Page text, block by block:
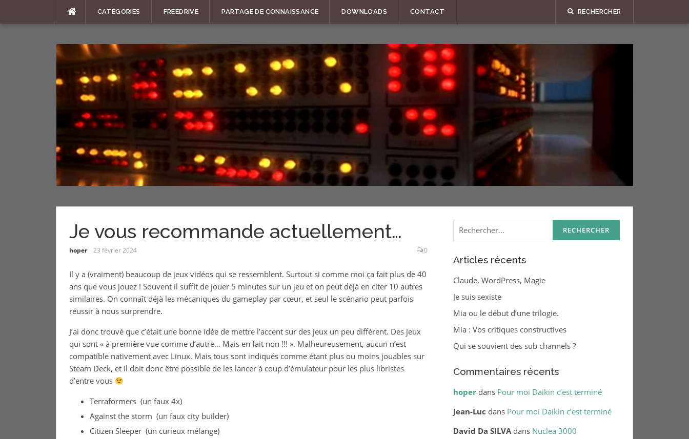
CATÉGORIES FREEDRIVE PARTAGE DE CONNAISSANCE DOWNLOADS CONTACT RECHERCHER
Je vous recommande actuellement…
hoper 23 février 2024 0
Il y a (vraiment) beaucoup de jeux vidéos qui se ressemblent. Surtout si comme moi ça fait plus de 40
ans que vous jouez ! Souvent il suffit de jouer 5 minutes sur un jeu et on peut déjà en citer 10 autres
similaires. On connaît déjà les mécaniques du gameplay par cœur, et seul le scénario peut parfois
réussir à nous surprendre.
J’ai donc trouvé que c’était une bonne idée de mettre l’accent sur des jeux un peu différent. Des jeux
qui sont « à première vue comme d’autre… Mais en fait non !!! ». Malheureusement, aucun n’est
compatible nativement avec Linux. Mais tous sont indiqués comme étant plus ou moins jouables sur
Steam Deck, et il doit donc être possible de les lancer à coup d’émulateur pour les plus libristes
d’entre vous
Terraformers (un faux 4x)
Against the storm (un faux city builder)
Citizen Sleeper (un curieux mélange)
Rechercher :
Articles récents
Claude, WordPress, Magie
Je suis sexiste
Mia ou le début d’une trilogie.
Mia : Vos critiques constructives
Qui se souvient des sub channels ?
Commentaires récents
hoperdans Pour moi Daikin c’est terminé
Jean-Luc dans Pour moi Daikin c’est terminé
David Da SILVAdans Nuclea 3000